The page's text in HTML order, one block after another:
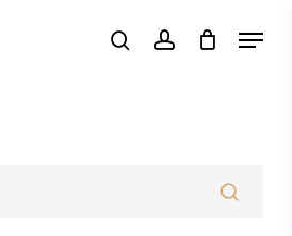
searchaccount
Menu